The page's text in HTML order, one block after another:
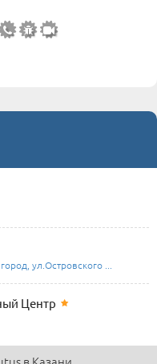
ул.Островского ...
Центр